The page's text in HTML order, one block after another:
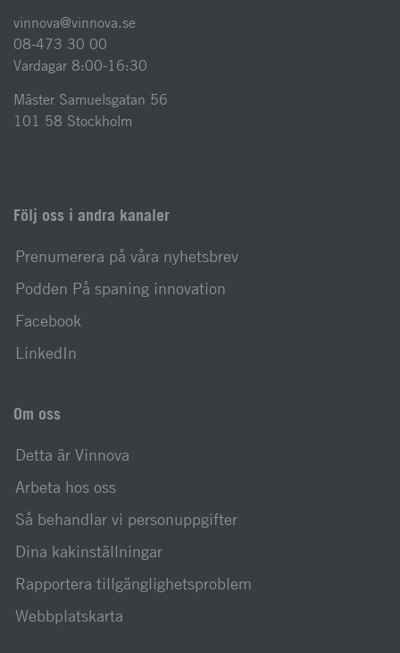
vinnova@vinnova.se
08-473 30 00
Vardagar 8:00-16:30
Mäster Samuelsgatan 56
101 58 Stockholm
Följ oss i andra kanaler
Prenumerera på våra nyhetsbrev
Podden På spaning innovation
Facebook
LinkedIn
Om oss
Detta är Vinnova
Arbeta hos oss
Så behandlar vi personuppgifter
Dina kakinställningar
Rapportera tillgänglighetsproblem
Webbplatskarta